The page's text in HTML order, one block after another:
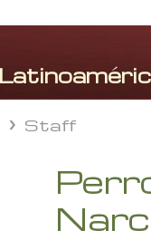
Staff
Staff